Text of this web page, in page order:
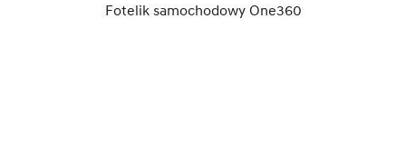
Fotelik samochodowy One360